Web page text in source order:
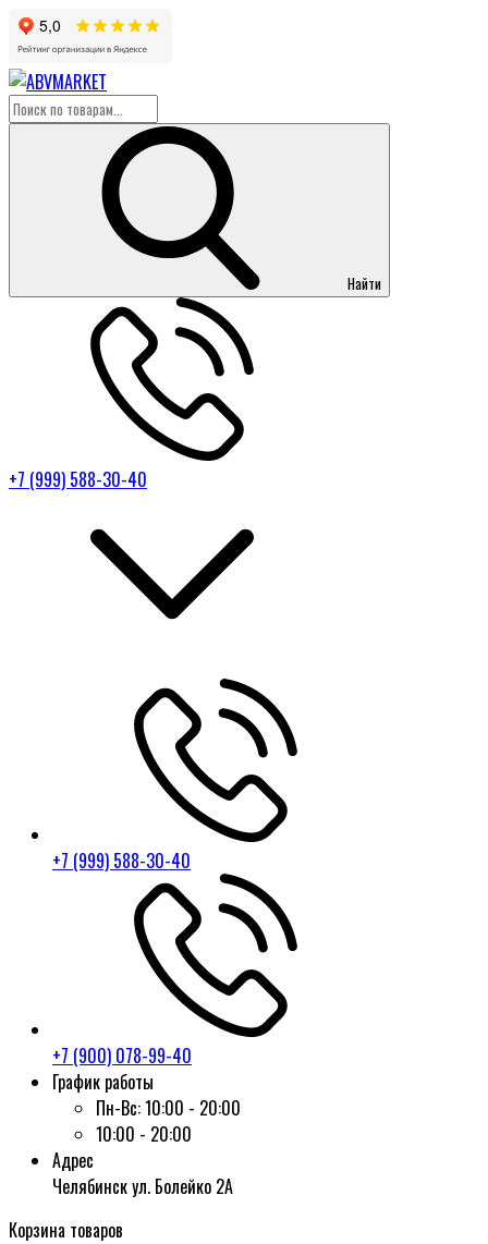
Найти
+7 (999) 588-30-40
+7 (999) 588-30-40
+7 (900) 078-99-40
График работы
Пн-Вс:10:00 - 20:00
10:00 - 20:00
Адрес
Челябинск ул. Болейко 2А
Корзина товаров